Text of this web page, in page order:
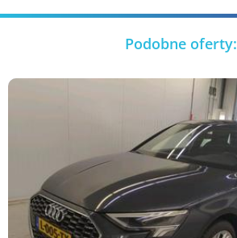
Podobne oferty: